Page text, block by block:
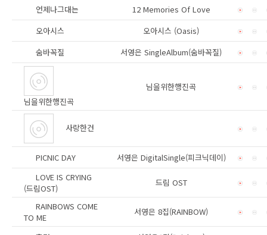
언제나그대는
12 Memories Of Love
오아시스
오아시스 (Oasis)
숨바꼭질
서영은 SingleAlbum(숨바꼭질)
님을위한행진곡
님을위한행진곡
사랑한건
PICNIC DAY
서영은 DigitalSingle(피크닉데이)
LOVE IS CRYING
(드림OST)
드림 OST
RAINBOWS COME
TO ME
서영은 8집(RAINBOW)